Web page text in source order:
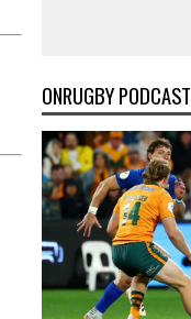
ONRUGBY PODCAST